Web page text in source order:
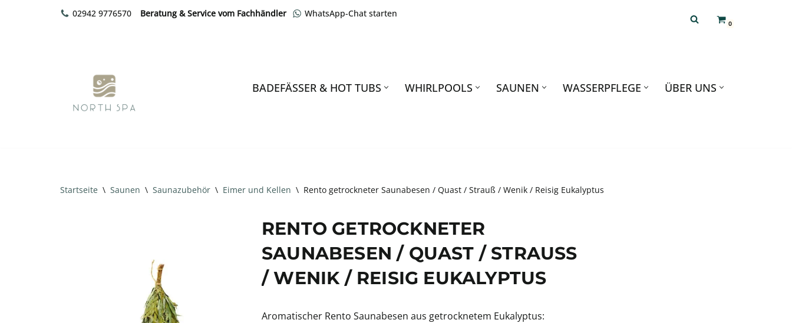
02942 9776570 Beratung & Service vom Fachhändler WhatsApp-Chat starten
0
BADEFÄSSER & HOT TUBS WHIRLPOOLS SAUNEN WASSERPFLEGE ÜBER UNS
Startseite \ Saunen \ Saunazubehör \ Eimer und Kellen \ Rento getrockneter Saunabesen / Quast / Strauß / Wenik / Reisig Eukalyptus
RENTO GETROCKNETER
SAUNABESEN / QUAST / STRAUSS /
WENIK / REISIG EUKALYPTUS
Aromatischer Rento Saunabesen aus getrocknetem Eukalyptus: